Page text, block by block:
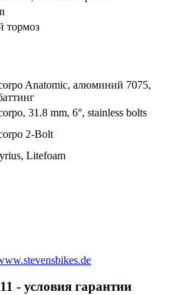
тормоз
Anatomic, алюминий 7075,
31.8 mm, 6°, stainless bolts
2-Bolt
Litefoam
- условия гарантии